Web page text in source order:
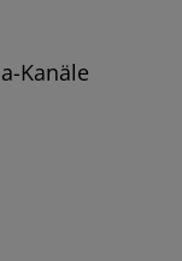
Kanäle